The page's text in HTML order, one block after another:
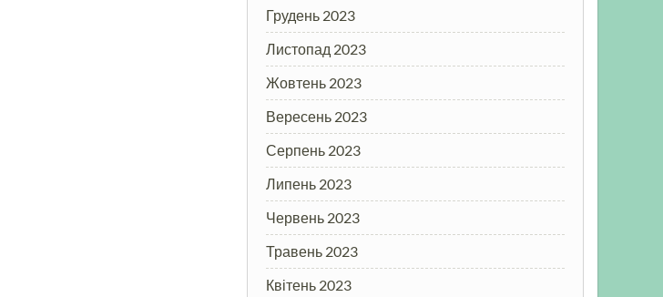
Грудень 2023
Листопад 2023
Жовтень 2023
Вересень 2023
Серпень 2023
Липень 2023
Червень 2023
Травень 2023
Квітень 2023